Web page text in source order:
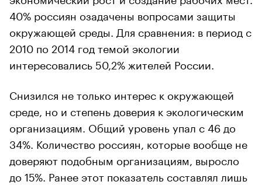
40% россиян озадачены вопросами защиты
окружающей среды. Для сравнения: в период с
2010 по 2014 год темой экологии
интересовались 50,2% жителей России.
Снизился не только интерес к окружающей
среде, но и степень доверия к экологическим
организациям. Общий уровень упал с 46 до
34%. Количество россиян, которые вообще не
доверяют подобным организациям, выросло
до 15%. Ранее этот показатель составлял лишь